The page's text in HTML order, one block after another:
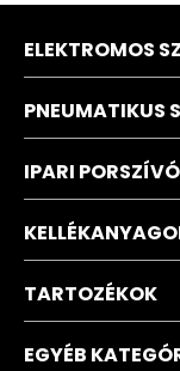
ELEKTROMOS
PNEUMATIKUS
IPARI
TARTOZÉKOK
EGYÉB